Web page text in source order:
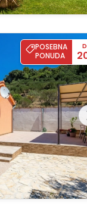
POSEBNA
PONUDA
cijelu